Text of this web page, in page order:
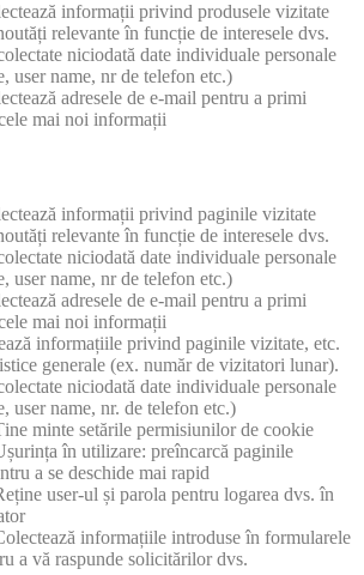
informații privind produsele vizitate
relevante în funcție de interesele dvs.
niciodată date individuale personale
user name, nr de telefon etc.)
adresele de e-mail pentru a primi
mai noi informații
informații privind paginile vizitate
relevante în funcție de interesele dvs.
niciodată date individuale personale
user name, nr de telefon etc.)
adresele de e-mail pentru a primi
mai noi informații
informațiile privind paginile vizitate, etc.
generale (ex. număr de vizitatori lunar).
niciodată date individuale personale
user name, nr. de telefon etc.)
minte setările permisiunilor de cookie
în utilizare: preîncarcă paginile
a se deschide mai rapid
user-ul și parola pentru logarea dvs. în
informațiile introduse în formularele
a vă raspunde solicitărilor dvs.